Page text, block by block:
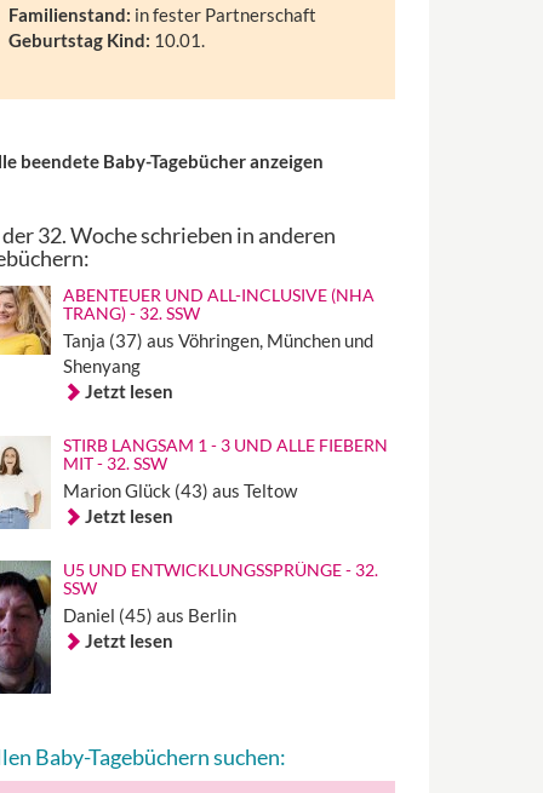
Familienstand: in fester Partnerschaft
Geburtstag Kind: 10.01.
beendete Baby-Tagebücher anzeigen
32. Woche schrieben in anderen
ABENTEUER UND ALL-INCLUSIVE (NHA
TRANG) - 32. SSW
Tanja (37) aus Vöhringen, München und
Shenyang
Jetzt lesen
STIRB LANGSAM 1 - 3 UND ALLE FIEBERN
MIT - 32. SSW
Marion Glück (43) aus Teltow
Jetzt lesen
U5 UND ENTWICKLUNGSSPRÜNGE - 32.
SSW
Daniel (45) aus Berlin
Jetzt lesen
Baby-Tagebüchern suchen: